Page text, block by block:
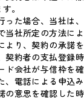
。
た場合、当社は、
当社所定の方法によ
より、契約の承諾を
契約者の支払登録時
ド会社が与信枠を確
、電話による申込み
の意思を確認した時